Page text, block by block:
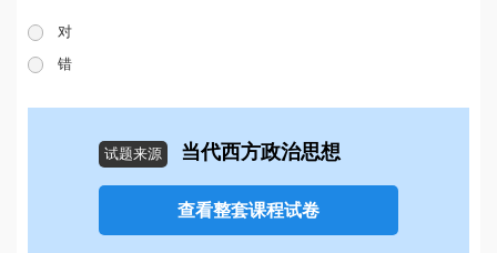
对
错
试题来源 当代西方政治思想
查看整套课程试卷